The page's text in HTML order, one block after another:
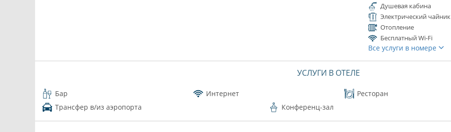
Душевая кабина
Электрический чайник
Отопление
Бесплатный Wi-Fi
Все услуги в номере
УСЛУГИ В ОТЕЛЕ
Бар Интернет Ресторан
Трансфер в/из аэропорта
Конференц-зал